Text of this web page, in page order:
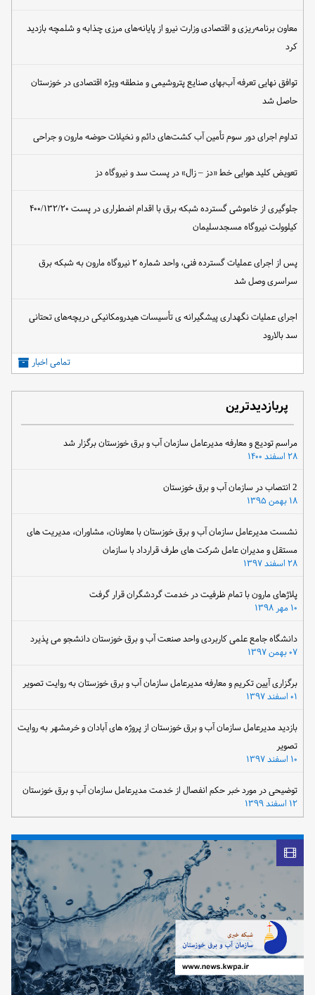
معاون برنامه‌ریزی و اقتصادی وزارت نیرو از پایانه‌های مرزی چذابه و شلمچه بازدید
کرد
توافق نهایی تعرفه آب‌بهای صنایع پتروشیمی و منطقه ویژه اقتصادی در خوزستان
حاصل شد
تداوم اجرای دور سوم تأمین آب کشت‌های دائم و نخیلات حوضه مارون و جراحی
تعویض کلید هوایی خط «دز – زال» در پست سد و نیروگاه دز
جلوگیری از خاموشی گسترده شبکه برق با اقدام اضطراری در پست ۴۰۰/۱۳۲/۲۰
کیلوولت نیروگاه مسجدسلیمان
پس از اجرای عملیات گسترده فنی، واحد شماره ۲ نیروگاه مارون به شبکه برق
سراسری وصل شد
اجرای عملیات نگهداری پیشگیرانه ی تأسیسات هیدرومکانیکی دریچه‌های تحتانی
سد بالارود
تمامی اخبار
پربازدیدترین
مراسم تودیع و معارفه مدیرعامل سازمان آب و برق خوزستان برگزار شد
۲۸ اسفند ۱۴۰۰
۱۸ بهمن ۱۳۹۵
نشست مدیرعامل سازمان آب و برق خوزستان با معاونان، مشاوران، مدیریت های
مستقل و مدیران عامل شرکت های طرف قرارداد با سازمان
۲۸ اسفند ۱۳۹۷
پلاژهای مارون با تمام ظرفیت در خدمت گردشگران قرار گرفت
دانشگاه جامع علمی کاربردی واحد صنعت آب و برق خوزستان دانشجو می پذیرد
۰۷ بهمن ۱۳۹۷
برگزاری آیین تکریم و معارفه مدیرعامل سازمان آب و برق خوزستان به روایت تصویر
بازدید مدیرعامل سازمان آب و برق خوزستان از پروژه های آبادان و خرمشهر به روایت
تصویر
توضیحی در مورد خبر حکم انفصال از خدمت مدیرعامل سازمان آب و برق خوزستان
۱۲ اسفند ۱۳۹۹